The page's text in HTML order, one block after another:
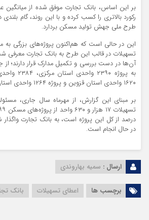
بر این اساس، بانک تجارت موفق شده از میانگین
رکورد بالاتری را کسب کرده و با این روند، گام
طرح ملی جهش تولید مسکن بردارد.
این در حالی است که هم‌اکنون پروژه‌های بزرگی به
تسهیلات در قالب این طرح به بانک تجارت معرفی
آن‌ها در دست بررسی و تکمیل مدارک قرار دارند؛ از
به پروژه
۱۶۲۰ واحدی استان قزوین و پروژه ۱۲۶۴ واحدی استان بوشهر اشاره کرد.
بر مبنای این گزارش، از مهرماه سال جاری،
درصد از کل این پروژه است، به بانک تجارت واگذار
در حال انجام است.
ارسال : سمیه بهاروندی
برچسب ها اعطای تسهیلات بانک